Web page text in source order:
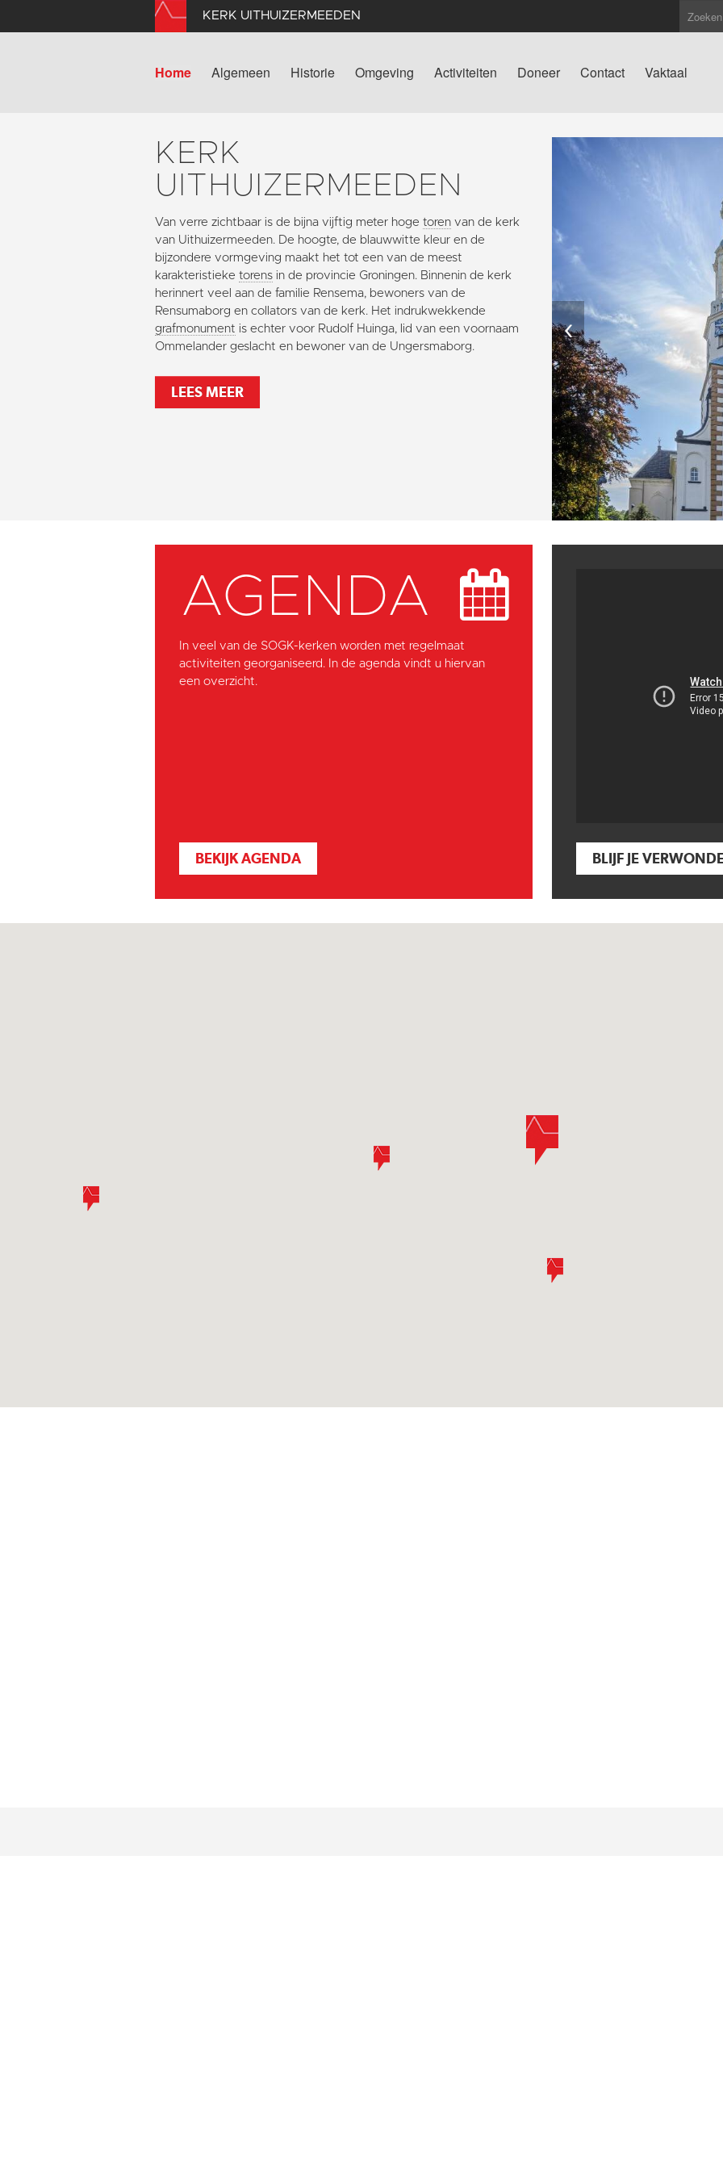
KERK UITHUIZERMEEDEN
Home Algemeen Historie Omgeving Activiteiten Doneer Contact Vaktaal
KERK
UITHUIZERMEEDEN
Van verre zichtbaar is de bijna vijftig meter hoge toren van de kerk
van Uithuizermeeden. De hoogte, de blauwwitte kleur en de
bijzondere vormgeving maakt het tot een van de meest
karakteristieke torens in de provincie Groningen. Binnenin de kerk
herinnert veel aan de familie Rensema, bewoners van de
Rensumaborg en collators van de kerk. Het indrukwekkende
grafmonument is echter voor Rudolf Huinga, lid van een voornaam
Ommelander geslacht en bewoner van de Ungersmaborg.
LEES MEER
‹
AGENDA
In veel van de SOGK-kerken worden met regelmaat
activiteiten georganiseerd. In de agenda vindt u hiervan
een overzicht.
BEKIJK AGENDA BLIJF JE